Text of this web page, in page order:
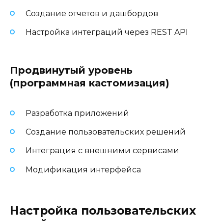
Создание отчетов и дашбордов
Настройка интеграций через REST API
Продвинутый уровень
(программная кастомизация)
Разработка приложений
Создание пользовательских решений
Интеграция с внешними сервисами
Модификация интерфейса
Настройка пользовательских